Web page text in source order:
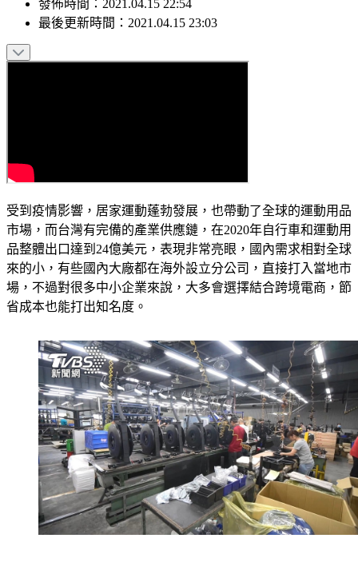
發佈時間：2021.04.15 22:54
受到疫情影響，居家運動蓬勃發展，也帶動了全球的運動用品
市場，而台灣有完備的產業供應鏈，在2020年自行車和運動用
品整體出口達到24億美元，表現非常亮眼，國內需求相對全球
來的小，有些國內大廠都在海外設立分公司，直接打入當地市
場，不過對很多中小企業來說，大多會選擇結合跨境電商，節